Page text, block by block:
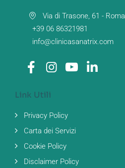
Via di Trasone, 61 - Roma
+39 06 86321981
info@clinicasanatrix.com
Link Utili
Privacy Policy
Carta dei Servizi
Cookie Policy
Disclaimer Policy